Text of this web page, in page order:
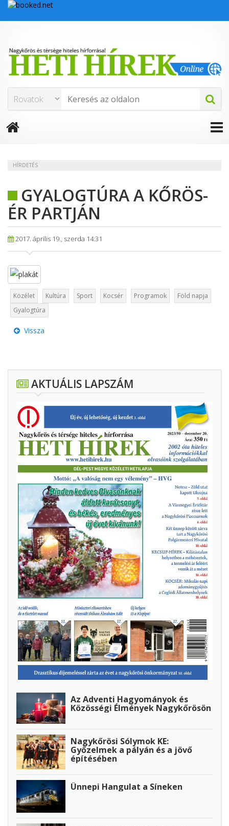
HÍRDETÉS
GYALOGTÚRA A KŐRÖS-
ÉR PARTJÁN
2017. április 19., szerda 14:31
Közélet Kultúra Sport Kocsér Programok
Föld napja
Gyalogtúra
Vissza
AKTUÁLIS LAPSZÁM
Az Adventi Hagyományok és
Közösségi Élmények Nagykőrösön
Nagykőrösi Sólymok KE:
Győzelmek a pályán és a jövő
építésében
Ünnepi Hangulat a Síneken